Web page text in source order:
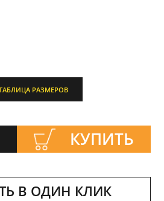
РАЗМЕРОВ
КУПИТЬ
В ОДИН КЛИК